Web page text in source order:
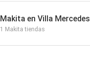
Makita en Villa Mercedes
1 Makita tiendas